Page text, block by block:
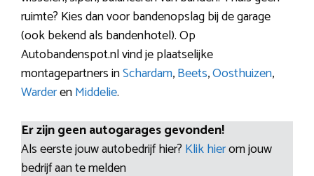
ruimte? Kies dan voor bandenopslag bij de garage
(ook bekend als bandenhotel). Op
Autobandenspot.nl vind je plaatselijke
montagepartners inSchardam,Beets,Oosthuizen,
WarderenMiddelie.
Er zijn geen autogarages gevonden!
Als eerste jouw autobedrijf hier? Klik hierom jouw
bedrijf aan te melden